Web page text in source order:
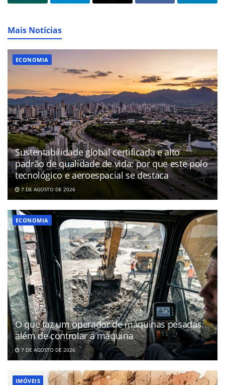
Mais Notícias
ECONOMIA
Sustentabilidade global certificada e alto
padrão de qualidade de vida: por que este polo
tecnológico e aeroespacial se destaca
7 DE AGOSTO DE 2026
ECONOMIA
O que faz um operador de máquinas pesadas
além de controlar a máquina
7 DE AGOSTO DE 2026
IMÓVEIS